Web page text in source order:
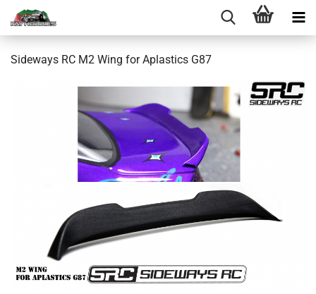
Sideways RC M2 Wing for Aplastics G87